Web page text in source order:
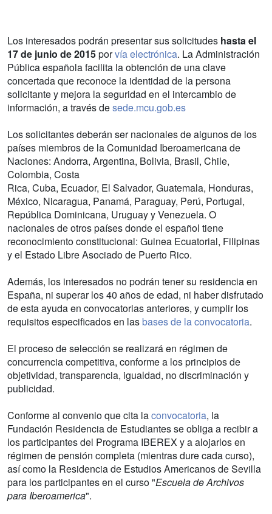
Los interesados podrán presentar sus solicitudes hasta el
17 de junio de 2015porvía electrónica. La Administración
Pública española facilita la obtención de una clave
concertada que reconoce la identidad de la persona
solicitante y mejora la seguridad en el intercambio de
información, a través desede.mcu.gob.es
Los solicitantes deberán ser nacionales de algunos de los
países miembros de la Comunidad Iberoamericana de
Naciones: Andorra, Argentina, Bolivia, Brasil, Chile,
Colombia, Costa
Rica, Cuba, Ecuador, El Salvador, Guatemala, Honduras,
México, Nicaragua, Panamá, Paraguay, Perú, Portugal,
República Dominicana, Uruguay y Venezuela. O
nacionales de otros países donde el español tiene
reconocimiento constitucional: Guinea Ecuatorial, Filipinas
y el Estado Libre Asociado de Puerto Rico.
Además, los interesados no podrán tener su residencia en
España, ni superar los 40 años de edad, ni haber disfrutado
de esta ayuda en convocatorias anteriores, y cumplir los
requisitos especificados en lasbases de la convocatoria.
El proceso de selección se realizará en régimen de
concurrencia competitiva, conforme a los principios de
objetividad, transparencia, igualdad, no discriminación y
publicidad.
Conforme al convenio que cita laconvocatoria, la
Fundación Residencia de Estudiantes se obliga a recibir a
los participantes del Programa IBEREX y a alojarlos en
régimen de pensión completa (mientras dure cada curso),
así como la Residencia de Estudios Americanos de Sevilla
para los participantes en el curso "Escuela de Archivos
para Iberoamerica".